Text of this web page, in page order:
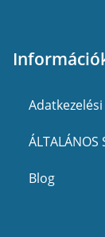
ÁLTALÁNOS
Blog